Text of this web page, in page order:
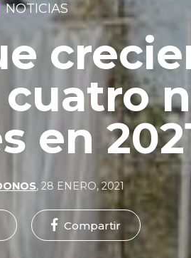
NOTICIAS
en
,28 ENERO, 2021
Compartir